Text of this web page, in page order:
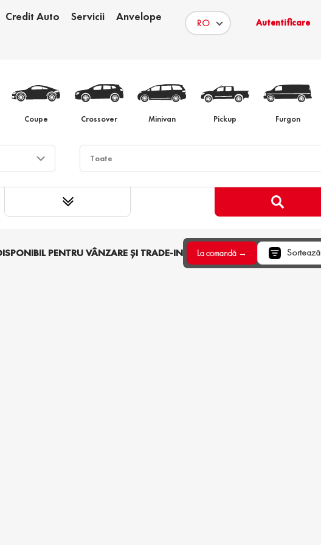
Credit Auto Servicii
Anvelope
Autentificare
auto Auto la comanda
Coupe Crossover Minivan Pickup Furgon
PENTRU VÂNZARE ȘI TRADE-IN La comandă → Sortează